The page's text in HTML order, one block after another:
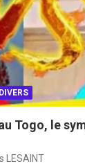
Togo, le
LESAINT